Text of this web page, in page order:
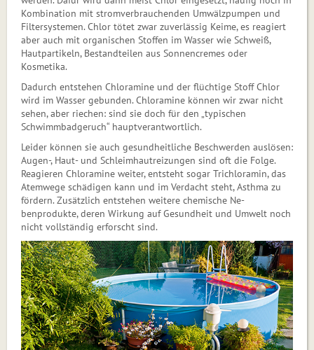
Kombination mit stromverbrauchenden Umwälzpumpen und
Filtersystemen. Chlor tötet zwar zuverlässig Keime, es reagiert
aber auch mit organischen Stoffen im Wasser wie Schweiß,
Hautpartikeln, Bestandteilen aus Sonnencremes oder
Kosmetika.
Dadurch entstehen Chloramine und der flüchtige Stoff Chlor
wird im Wasser gebunden. Chloramine können wir zwar nicht
sehen, aber riechen: sind sie doch für den „typischen
Schwimmbadgeruch“ hauptverantwortlich.
Leider können sie auch gesundheit­­liche Beschwerden auslösen:
Augen-, Haut- und Schleimhautreizungen sind oft die Folge.
Reagieren Chloramine weiter, entsteht sogar Trichloramin, das
Atemwege schädigen kann und im Verdacht steht, Asthma zu
fördern. Zusätzlich ent­stehen weitere chemische Ne-
benproduk­te, deren Wirkung auf Gesundheit und Umwelt noch
nicht vollständig erforscht sind.